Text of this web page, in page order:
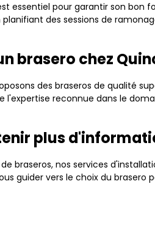
essentiel pour garantir son
des sessions de
brasero chez
des braseros de qualité
l'expertise reconnue dans le
plus
braseros, nos services
guider vers le choix du brasero